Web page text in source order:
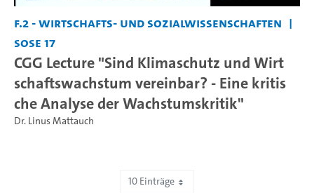
F.2 - Wirtschafts- und Sozialwissenschaften
SoSe 17
CGG Lecture "Sind Klimaschutz und Wirt
schaftswachstum vereinbar? - Eine kritis
che Analyse der Wachstumskritik"
Dr. Linus Mattauch
10 Einträge